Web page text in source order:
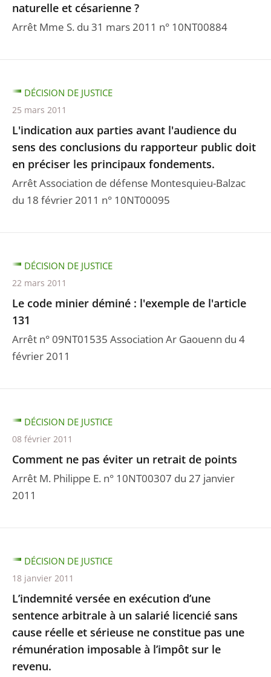
naturelle et césarienne ?
Arrêt Mme S. du 31 mars 2011 n° 10NT00884
L'indication aux parties avant l'audience du
sens des conclusions du rapporteur public doit
en préciser les principaux fondements.
Arrêt Association de défense Montesquieu-Balzac
du 18 février 2011 n° 10NT00095
DÉCISION DE JUSTICE
25 mars 2011
Le code minier déminé : l'exemple de l'article
131
Arrêt n° 09NT01535 Association Ar Gaouenn du 4
février 2011
DÉCISION DE JUSTICE
22 mars 2011
Comment ne pas éviter un retrait de points
Arrêt M. Philippe E. n° 10NT00307 du 27 janvier
2011
DÉCISION DE JUSTICE
08 février 2011
L’indemnité versée en exécution d’une
sentence arbitrale à un salarié licencié sans
cause réelle et sérieuse ne constitue pas une
rémunération imposable à l’impôt sur le
revenu.
DÉCISION DE JUSTICE
18 janvier 2011